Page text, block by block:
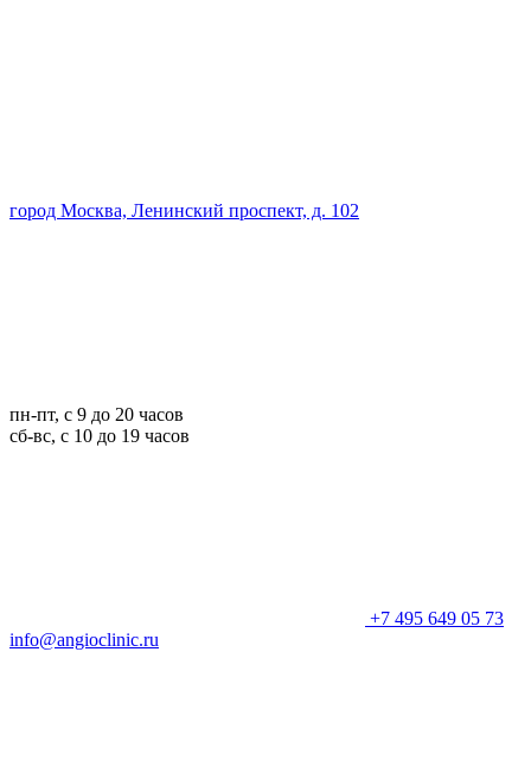
город Москва, Ленинский проспект, д. 102
пн-пт, с 9 до 20 часов
сб-вс, с 10 до 19 часов
+7 495 649 05 73
info@angioclinic.ru